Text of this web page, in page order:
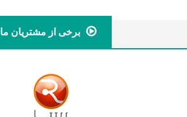
برخی از مشتریان ما